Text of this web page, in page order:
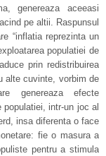
genereaza aceeasi
pe altii. Raspunsul
“inflatia reprezinta un
populatiei de
prin redistribuirea
alte cuvinte, vorbim de
genereaza efecte
intr-un joc al
insa diferenta o face
fie o masura a
pentru a stimula